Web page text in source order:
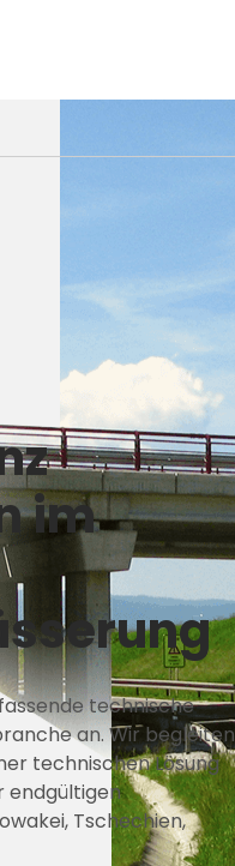
im
technische
an. Wir begleiten
technischen Lösung
endgültigen
Tschechien,